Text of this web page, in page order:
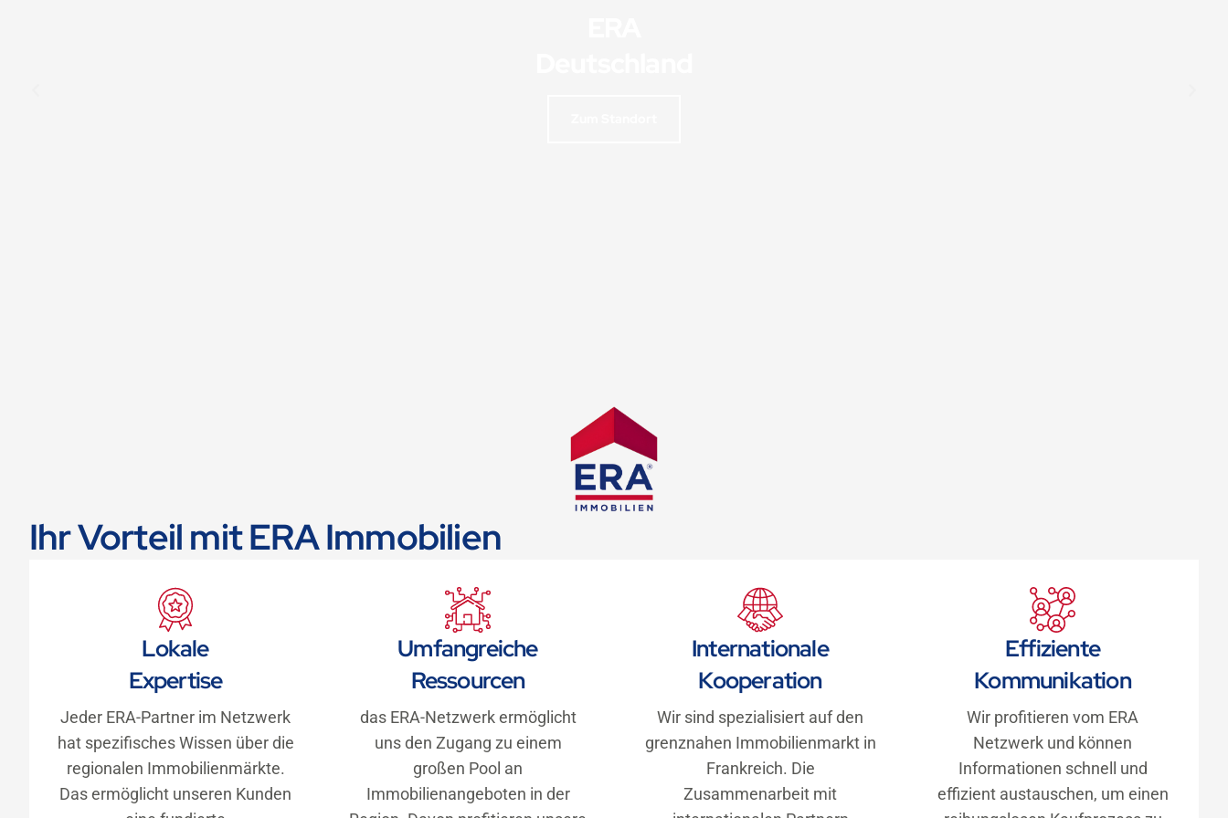
Ihr Vorteil mit ERA Immobilien
Lokale
Expertise
Jeder ERA-Partner im Netzwerk
hat spezifisches Wissen über die
regionalen Immobilienmärkte.
Das ermöglicht unseren Kunden
Umfangreiche
Ressourcen
das ERA-Netzwerk ermöglicht
uns den Zugang zu einem
großen Pool an
Immobilienangeboten in der
Internationale
Kooperation
Wir sind spezialisiert auf den
grenznahen Immobilienmarkt in
Frankreich. Die
Zusammenarbeit mit
Effiziente
Kommunikation
Wir profitieren vom ERA
Netzwerk und können
Informationen schnell und
effizient austauschen, um einen